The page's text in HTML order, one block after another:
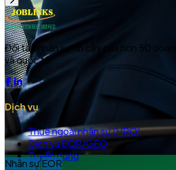
Nhân sựEOR
Đối tác nhân sự tin cậy của hơn 50
và quốc tế.
Dịch vụ
Thuê ngoài nhân sự (HRO)
Dịch vụ EOR/GEO
Tuyển dụng